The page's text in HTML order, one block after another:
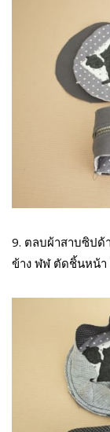
9. ตลบผ้าสาบซิปด้
ข้าง ฬฬ ตัดชิ้นหน้า